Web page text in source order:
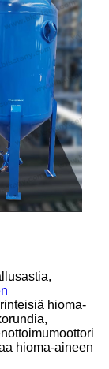
hioma-
hioma-aineen